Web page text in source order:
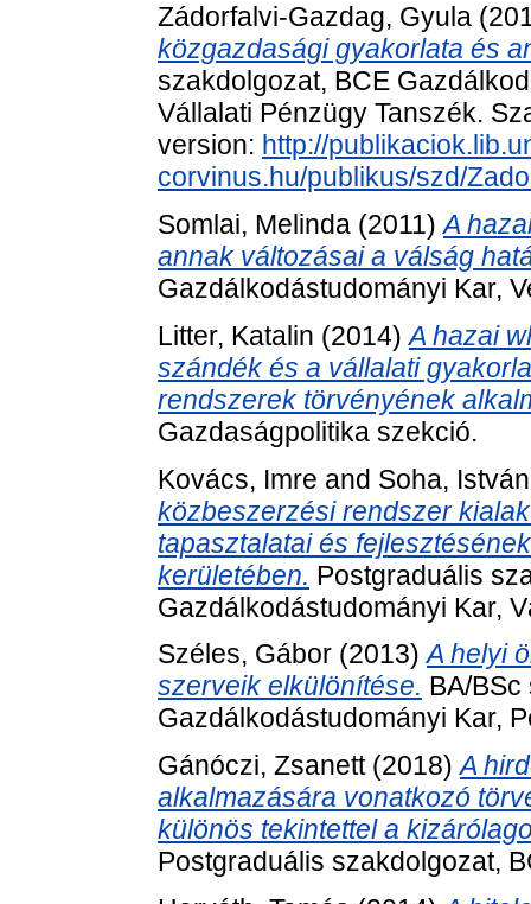
Zádorfalvi-Gazdag, Gyula
közgazdasági gyakorlata és
szakdolgozat, BCE
Vállalati Pénzügy Tanszék.
version: http://
corvinus.hu/publikus/szd/
Somlai, Melinda (2011)A
annak változásai a válság
Gazdálkodástudományi Kar,
Litter, Katalin (2014)A hazai
szándék és a vállalati
rendszerek törvényének
Gazdaságpolitika szekció.
Kovács, Imre and Soha,
közbeszerzési rendszer
tapasztalatai és
kerületében. Postgraduális
Gazdálkodástudományi Kar,
Széles, Gábor (2013)A helyi
szerveik elkülönítése. BA/
Gazdálkodástudományi Kar,
Gánóczi, Zsanett(2018)A
alkalmazására vonatkozó
különös tekintettel a
Postgraduális szakdolgozat,